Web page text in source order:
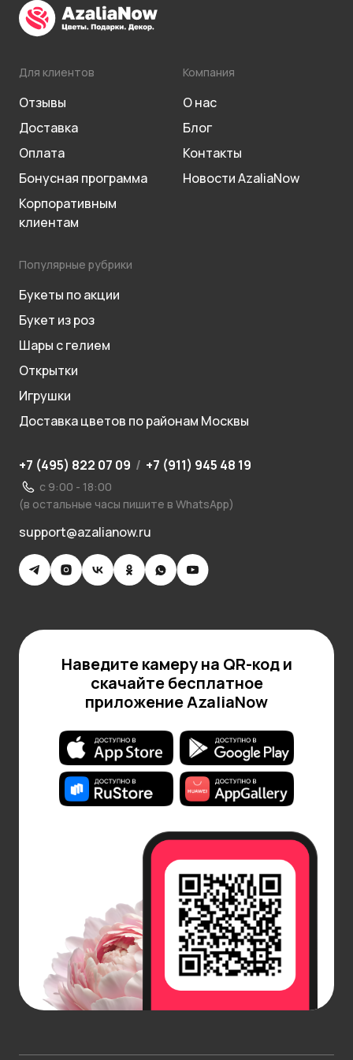
Для клиентов
Отзывы
Доставка
Оплата
Бонусная программа
Корпоративным
клиентам
Компания
О нас
Блог
Контакты
Новости AzaliaNow
Популярные рубрики
Букеты по акции
Букет из роз
Шары с гелием
Открытки
Игрушки
Доставка цветов по районам Москвы
+7 (495) 822 07 09 / +7 (911) 945 48 19
с 9:00 - 18:00
(в остальные часы пишите в WhatsApp)
support@azalianow.ru
Наведите камеру на QR-код и
скачайте бесплатное
приложение AzaliaNow